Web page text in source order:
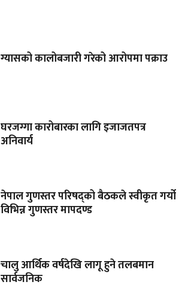
ग्यासको कालोबजारी गरेको आरोपमा पक्राउ
घरजग्गा कारोबारका लागि इजाजतपत्र
अनिवार्य
नेपाल गुणस्तर परिषद्को बैठकले स्वीकृत गर्यो
विभिन्न गुणस्तर मापदण्ड
चालु आर्थिक वर्षदेखि लागू हुने तलबमान
सार्वजनिक